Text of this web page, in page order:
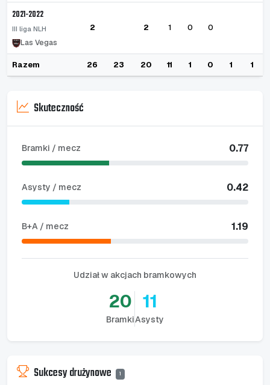
2021-2022
III liga NLH
Las Vegas
2 2 1 0 0
Razem 26 23 20 11 1 0 1 1
Skuteczność
Bramki / mecz 0.77
Asysty / mecz 0.42
B+A / mecz 1.19
Udział w akcjach bramkowych
20
Bramki
11
Asysty
Sukcesy drużynowe 1